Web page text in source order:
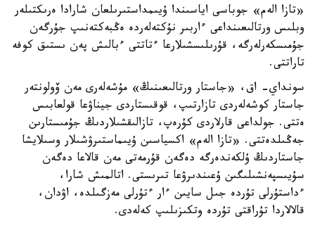
«تازا الەم» جوباسى اياسىندا ۇيىمداستىرىلعان شارادا ەرىكتىلەر
وبلىس ورتالىعىنداعى ءاربىر نۇكتەلەردە ەڭبەكتەنىپ جۇرگەن
جۇمىسكەرلەرگە، قۇرىلىسشىلارعا ءتاتتى ءبالىش پەن ىستىق كوفە
تاراتتى.
سونداي- اق، «جاستار ورتالىعىنىڭ» مۇشەلەرى مەن ۆولونتەر
جاستار كوشەلەردى تازارتىپ، قوقىستاردى جيناۋعا قولعابىس
ەتتى. جولداعى قارلاردى كۇرەپ، تازالىقشىلاردىڭ جۇمىستارىن
جەڭىلدەتتى. «تازا الەم» اكسياسىن ۇيىماستىرۋشىلار وسىلايشا
جاستاردىڭ ۇلكەندەرگە دەگەن قۇرمەتى مەن قالاعا دەگەن
سۇيىسپەنشىلىگىن ۇعىندىرۋعا تىرىستى. اتالمىش شارا،
ءداستۇرلى تۇردە جىل سايىن ءار ءتۇرلى مەزگىلدە، اۋدان،
قالالاردا تۇراقتى تۇردە وتكىزىلىپ كەلەدى.